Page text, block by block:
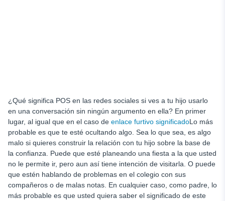
¿Qué significa POS en las redes sociales si ves a tu hijo usarlo
en una conversación sin ningún argumento en ella? En primer
lugar, al igual que en el caso de enlace furtivo significadoLo más
probable es que te esté ocultando algo. Sea lo que sea, es algo
malo si quieres construir la relación con tu hijo sobre la base de
la confianza. Puede que esté planeando una fiesta a la que usted
no le permite ir, pero aun así tiene intención de visitarla. O puede
que estén hablando de problemas en el colegio con sus
compañeros o de malas notas. En cualquier caso, como padre, lo
más probable es que usted quiera saber el significado de este